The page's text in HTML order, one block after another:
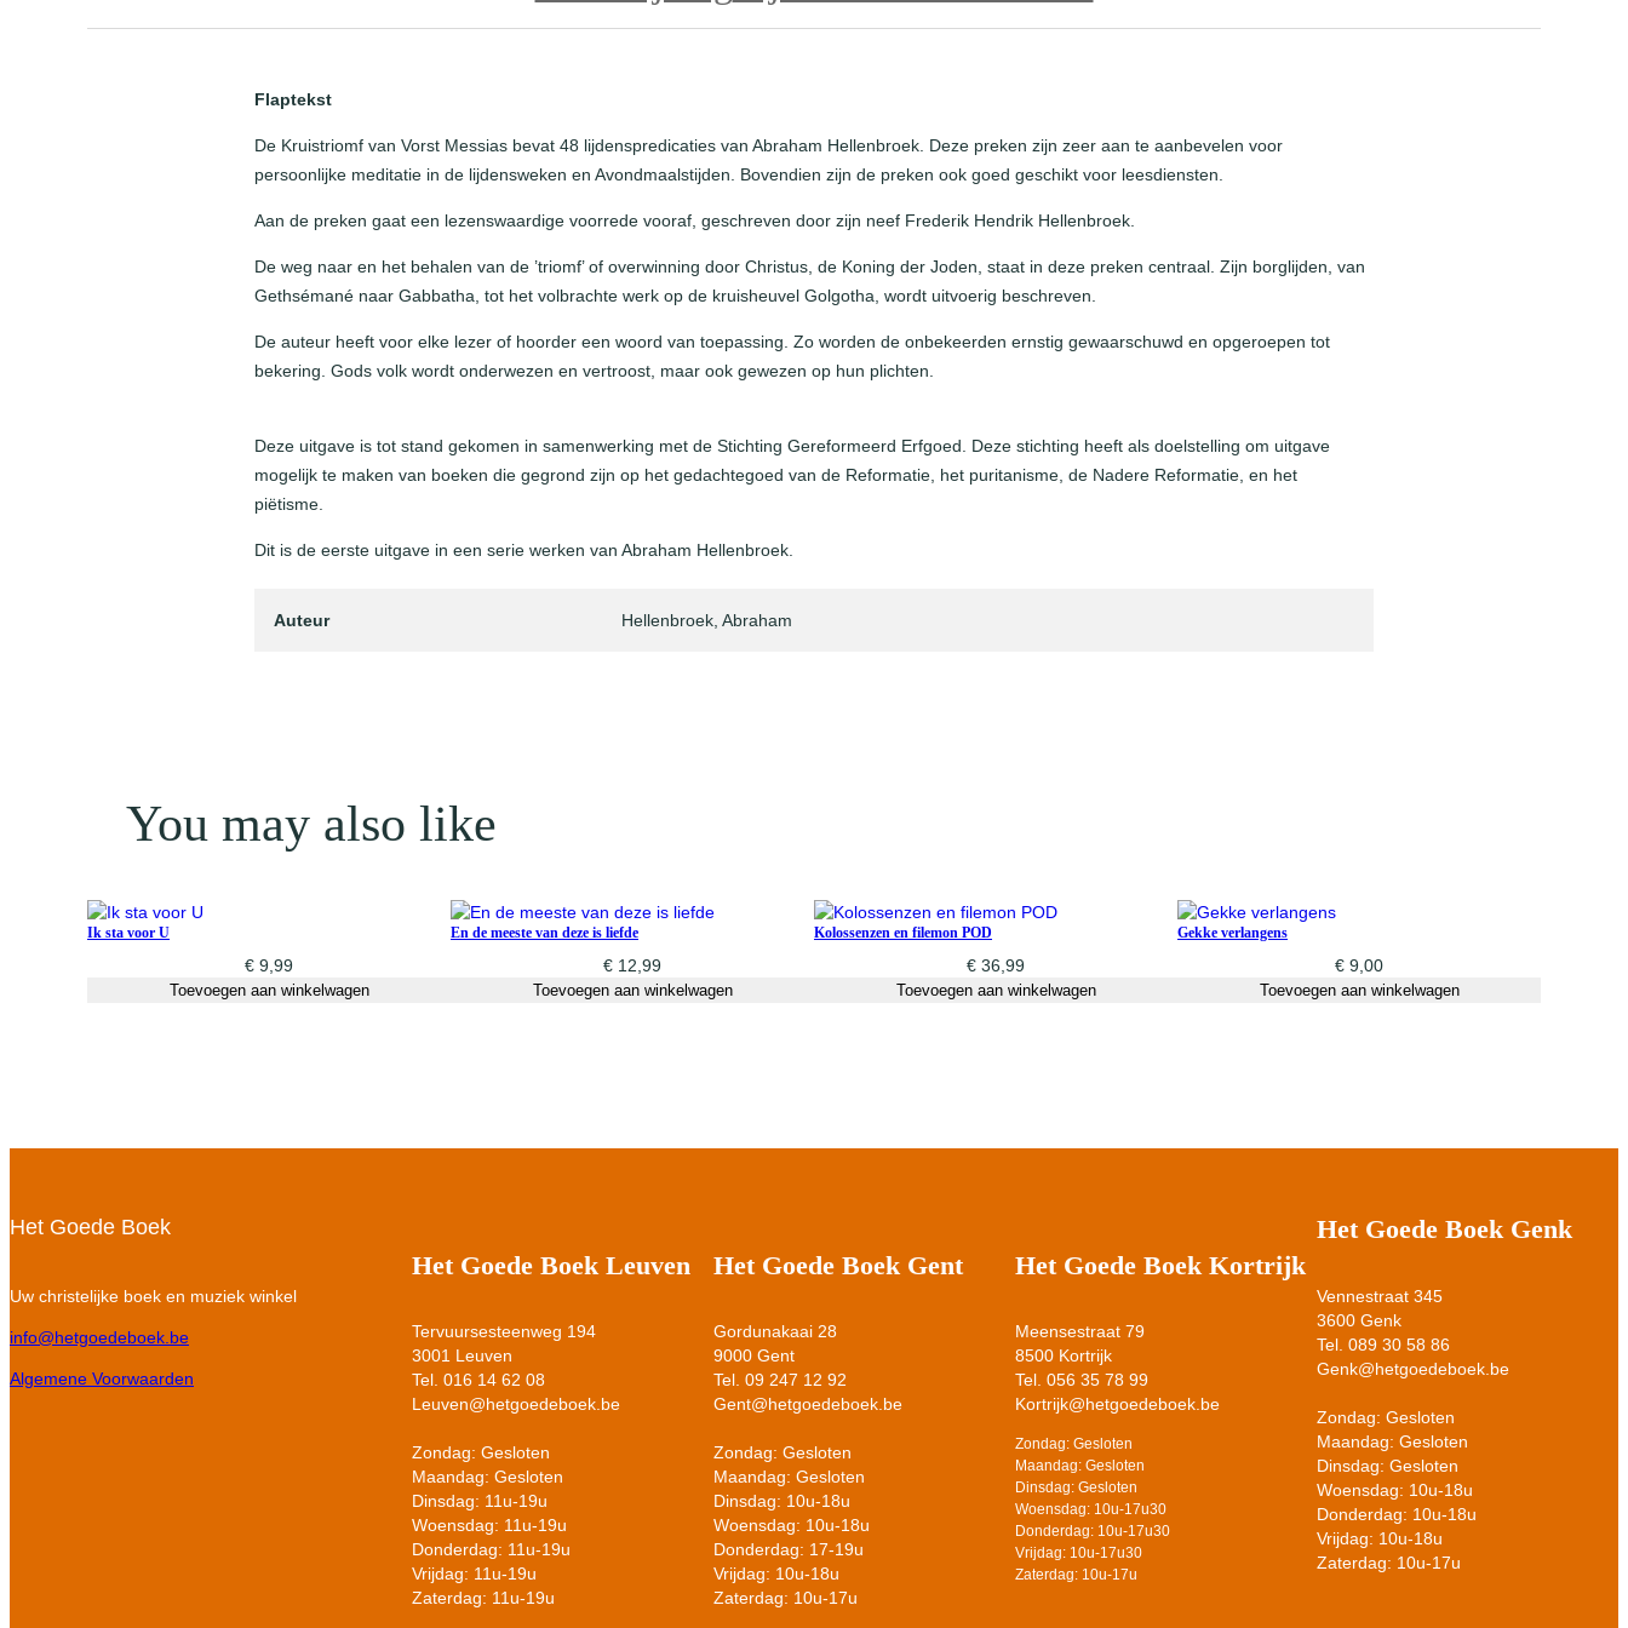
s
t
Flaptekst
De Kruistriomf van Vorst Messias bevat 48 lijdenspredicaties van Abraham Hellenbroek. Deze preken zijn zeer aan te aanbevelen voor
persoonlijke meditatie in de lijdensweken en Avondmaalstijden. Bovendien zijn de preken ook goed geschikt voor leesdiensten.
Aan de preken gaat een lezenswaardige voorrede vooraf, geschreven door zijn neef Frederik Hendrik Hellenbroek.
De weg naar en het behalen van de ’triomf’ of overwinning door Christus, de Koning der Joden, staat in deze preken centraal. Zijn borglijden, van
Gethsémané naar Gabbatha, tot het volbrachte werk op de kruisheuvel Golgotha, wordt uitvoerig beschreven.
De auteur heeft voor elke lezer of hoorder een woord van toepassing. Zo worden de onbekeerden ernstig gewaarschuwd en opgeroepen tot
bekering. Gods volk wordt onderwezen en vertroost, maar ook gewezen op hun plichten.
Deze uitgave is tot stand gekomen in samenwerking met de Stichting Gereformeerd Erfgoed. Deze stichting heeft als doelstelling om uitgave
mogelijk te maken van boeken die gegrond zijn op het gedachtegoed van de Reformatie, het puritanisme, de Nadere Reformatie, en het
piëtisme.
Dit is de eerste uitgave in een serie werken van Abraham Hellenbroek.
Auteur Hellenbroek, Abraham
You may also like
Ik sta voor U
€ 9,99
Toevoegen aan winkelwagen
En de meeste van deze is liefde
€ 12,99
Toevoegen aan winkelwagen
Kolossenzen en filemon POD
€ 36,99
Toevoegen aan winkelwagen
Gekke verlangens
€ 9,00
Toevoegen aan winkelwagen
Het Goede Boek
Uw christelijke boek en muziek winkel
info@hetgoedeboek.be
Algemene Voorwaarden
Het Goede Boek Leuven
Tervuursesteenweg 194
3001 Leuven
Tel. 016 14 62 08
Leuven@hetgoedeboek.be
Zondag: Gesloten
Maandag: Gesloten
Dinsdag: 11u-19u
Woensdag: 11u-19u
Donderdag: 11u-19u
Vrijdag: 11u-19u
Zaterdag: 11u-19u
Het Goede Boek Gent
Gordunakaai 28
9000 Gent
Tel. 09 247 12 92
Gent@hetgoedeboek.be
Zondag: Gesloten
Maandag: Gesloten
Dinsdag: 10u-18u
Woensdag: 10u-18u
Donderdag: 17-19u
Vrijdag: 10u-18u
Zaterdag: 10u-17u
Het Goede Boek Kortrijk
Meensestraat 79
8500 Kortrijk
Tel. 056 35 78 99
Kortrijk@hetgoedeboek.be
Zondag: Gesloten
Maandag: Gesloten
Dinsdag: Gesloten
Woensdag: 10u-17u30
Donderdag: 10u-17u30
Vrijdag: 10u-17u30
Zaterdag: 10u-17u
Het Goede Boek Genk
Vennestraat 345
3600 Genk
Tel. 089 30 58 86
Genk@hetgoedeboek.be
Zondag: Gesloten
Maandag: Gesloten
Dinsdag: Gesloten
Woensdag: 10u-18u
Donderdag: 10u-18u
Vrijdag: 10u-18u
Zaterdag: 10u-17u